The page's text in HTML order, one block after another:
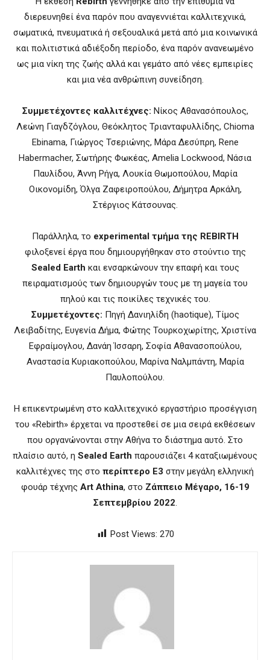
διερευνηθεί ένα παρόν που αναγεννιέται καλλιτεχνικά,
σωματικά, πνευματικά ή σεξουαλικά μετά από μια κοινωνικά
και πολιτιστικά αδιέξοδη περίοδο, ένα παρόν ανανεωμένο
ως μια νίκη της ζωής αλλά και γεμάτο από νέες εμπειρίες
και μια νέα ανθρώπινη συνείδηση.
Συμμετέχοντες καλλιτέχνες: Νίκος Αθανασόπουλος,
Λεώνη Γιαγδζόγλου, Θεόκλητος Τριανταφυλλίδης, Chioma
Ebinama, Γιώργος Τσεριώνης, Μάρα Δεσύπρη, Rene
Habermacher, Σωτήρης Φωκέας, Amelia Lockwood, Νάσια
Παυλίδου, Άννη Ρήγα, Λουκία Θωμοπούλου, Μαρία
Οικονομίδη, Όλγα Ζαφειροπούλου, Δήμητρα Αρκάλη,
Στέργιος Κάτσουνας.
Παράλληλα, το experimental τμήμα της REBIRTH
φιλοξενεί έργα που δημιουργήθηκαν στο στούντιο της
Sealed Earth και ενσαρκώνουν την επαφή και τους
πειραματισμούς των δημιουργών τους με τη μαγεία του
πηλού και τις ποικίλες τεχνικές του.
Συμμετέχοντες: Πηγή Δανιηλίδη (haotique), Τίμος
Λειβαδίτης, Ευγενία Δήμα, Φώτης Τουρκοχωρίτης, Χριστίνα
Εφραίμογλου, Δανάη Ίσσαρη, Σοφία Αθανασοπούλου,
Αναστασία Κυριακοπούλου, Μαρίνα Ναλμπάντη, Μαρία
Παυλοπούλου.
Η επικεντρωμένη στο καλλιτεχνικό εργαστήριο προσέγγιση
του «Rebirth» έρχεται να προστεθεί σε μια σειρά εκθέσεων
που οργανώνονται στην Αθήνα το διάστημα αυτό. Στο
πλαίσιο αυτό, η Sealed Earth παρουσιάζει 4 καταξιωμένους
καλλιτέχνες της στο περίπτερο Ε3 στην μεγάλη ελληνική
φουάρ τέχνης Art Athina, στο Ζάππειο Μέγαρο, 16-19
Σεπτεμβρίου 2022.
Post Views: 270